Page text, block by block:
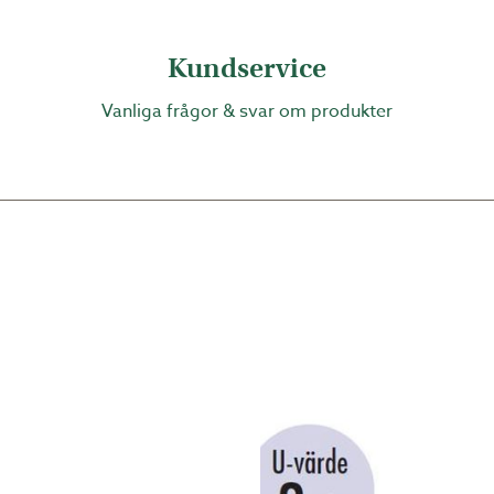
kanaler. Kanalerna gör att kondens fälls ut
av taket.
med traditionell kanalplast. Det gör att du kan
ingår ej vid av köp av komplett tak
Kundservice
Vanliga frågor & svar om produkter